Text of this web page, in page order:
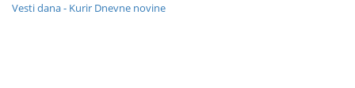
Vesti dana - Kurir Dnevne novine